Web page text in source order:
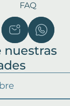
FAQ
nuestras